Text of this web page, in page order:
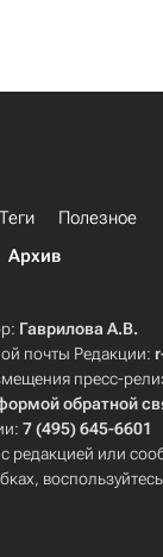
Теги
Полезное
Архив
Гаврилова А.В.
почты Редакции:
пресс-
обратной
7 (495) 645-6601
редакцией или